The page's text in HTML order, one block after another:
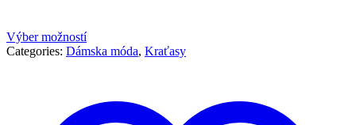
Výber možností
Categories: Dámska móda, Kraťasy